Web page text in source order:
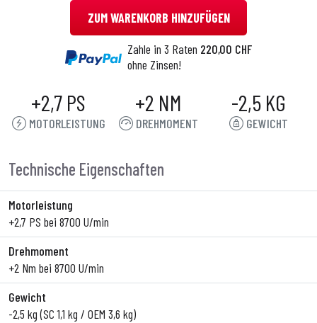
ZUM WARENKORB HINZUFÜGEN
Zahle in 3 Raten 220,00 CHF
ohne Zinsen!
+2,7 PS
MOTORLEISTUNG
+2 NM
DREHMOMENT
-2,5 KG
GEWICHT
Technische Eigenschaften
Motorleistung
+2,7 PS bei 8700 U/min
Drehmoment
+2 Nm bei 8700 U/min
Gewicht
-2,5 kg (SC 1,1 kg / OEM 3,6 kg)